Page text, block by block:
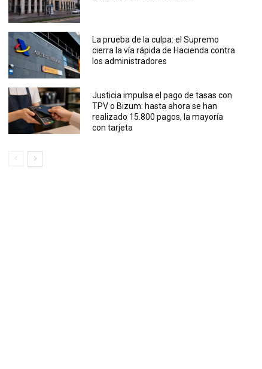
La prueba de la culpa: el Supremo
cierra la vía rápida de Hacienda contra
los administradores
Justicia impulsa el pago de tasas con
TPV o Bizum: hasta ahora se han
realizado 15.800 pagos, la mayoría
con tarjeta